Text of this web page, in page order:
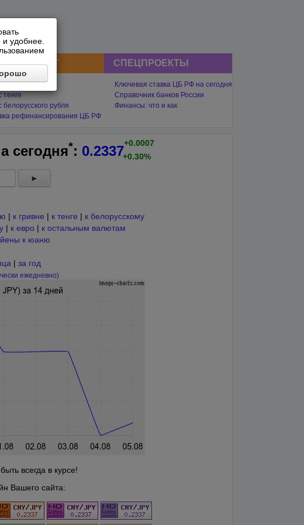
удобнее.
СНГ
гривны
тенге
белорусского рубля
рефинансирования ЦБ РФ
СПЕЦПРОЕКТЫ
Ключевая ставка ЦБ РФ на сегодня
Справочник банков России
Финансы: что и как
сегодня*: 0.2337+0.0007
+0.30%
►
| к гривне | к тенге | к белорусскому
| к евро | к остальным валютам
йены к юаню
| за год
ежедневно)
всегда в курсе!
Вашего сайта: